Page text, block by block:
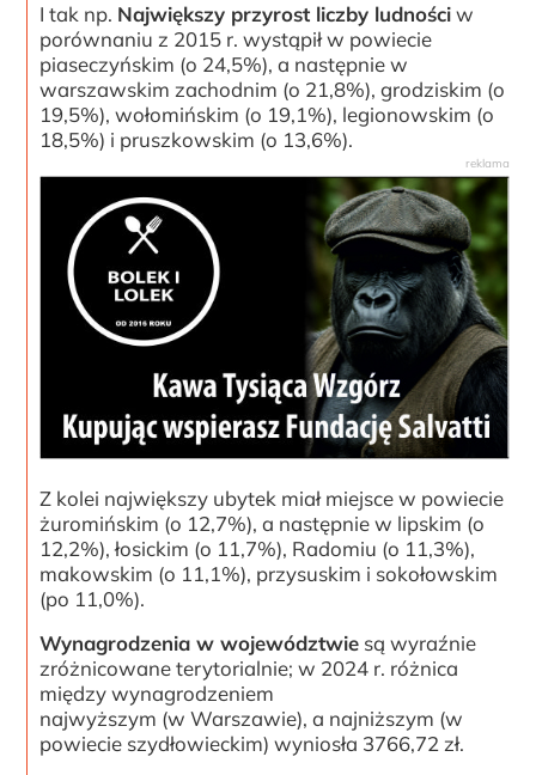
I tak np. Największy przyrost liczby ludnościw
porównaniu z 2015 r. wystąpił w powiecie
piaseczyńskim (o 24,5%), a następnie w
warszawskim zachodnim (o 21,8%), grodziskim (o
19,5%), wołomińskim (o 19,1%), legionowskim (o
18,5%) i pruszkowskim (o 13,6%).
Z kolei największy ubytek miał miejsce w powiecie
żuromińskim (o 12,7%), a następnie w lipskim (o
12,2%), łosickim (o 11,7%), Radomiu (o 11,3%),
makowskim (o 11,1%), przysuskim i sokołowskim
(po 11,0%).
Wynagrodzenia w województwie są wyraźnie
zróżnicowane terytorialnie; w 2024 r. różnica
między wynagrodzeniem
najwyższym (w Warszawie), a najniższym (w
powiecie szydłowieckim) wyniosła 3766,72 zł.